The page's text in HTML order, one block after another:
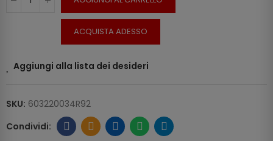
ACQUISTA ADESSO
Aggiungi alla lista dei desideri
SKU: 603220034R92